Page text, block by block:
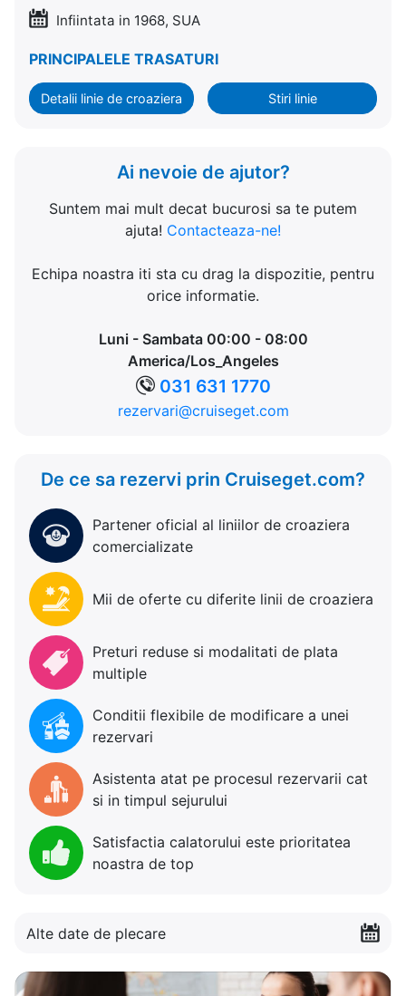
Infiintata in 1968, SUA
PRINCIPALELE TRASATURI
Detalii linie de croaziera Stiri linie
Ai nevoie de ajutor?
Suntem mai mult decat bucurosi sa te putem
ajuta! Contacteaza-ne!
Echipa noastra iti sta cu drag la dispozitie, pentru
orice informatie.
Luni - Sambata 00:00 - 08:00
America/Los_Angeles
031 631 1770
rezervari@cruiseget.com
De ce sa rezervi prin Cruiseget.com?
Partener oficial al liniilor de croaziera
comercializate
Mii de oferte cu diferite linii de croaziera
Preturi reduse si modalitati de plata
multiple
Conditii flexibile de modificare a unei
rezervari
Asistenta atat pe procesul rezervarii cat
si in timpul sejurului
Satisfactia calatorului este prioritatea
noastra de top
Alte date de plecare